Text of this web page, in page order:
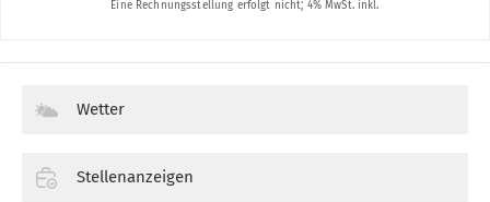
Wetter
Stellenanzeigen